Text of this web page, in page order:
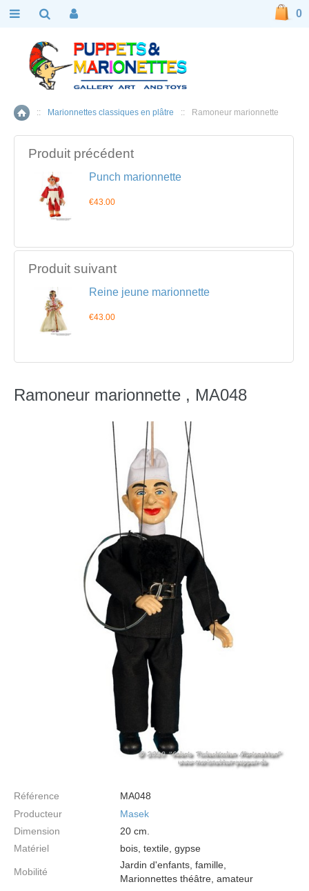
Accueil
:: Marionnettes classiques en plâtre :: Ramoneur marionnette
Produit précédent
Punch marionnette
€43.00
Produit suivant
Reine jeune marionnette
€43.00
Ramoneur marionnette , MA048
Référence
MA048
Producteur
Masek
Dimension
20 cm.
Matériel
bois, textile, gypse
Mobilité
Jardin d'enfants, famille,
Marionnettes théâtre, amateur
0